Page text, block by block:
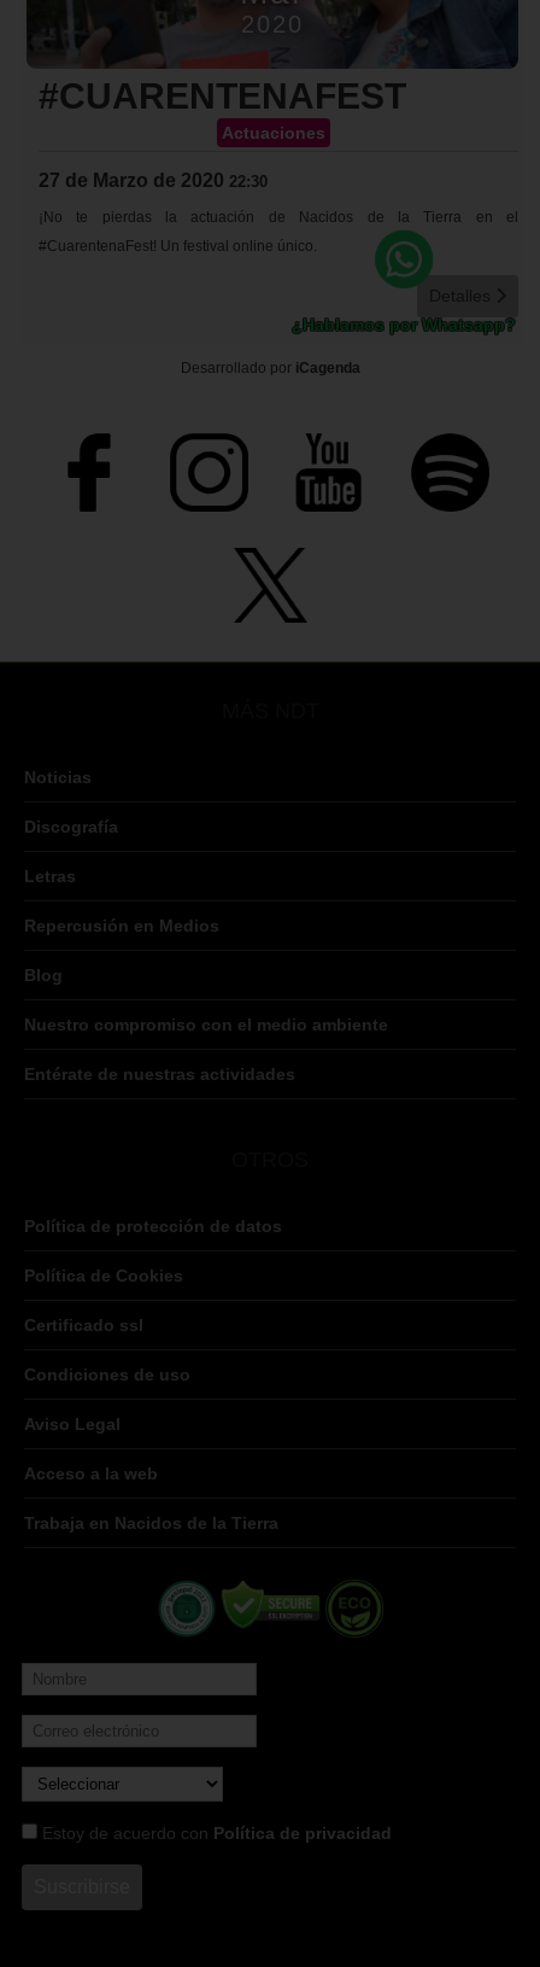
¿Hablamos por Whatsapp?
2020
#CUARENTENAFEST
Actuaciones
27 de Marzo de 2020 22:30
¡No te pierdas la actuación de Nacidos de la Tierra en el
#CuarentenaFest! Un festival online único.
Detalles
Desarrollado por iCagenda
Noticias
Discografía
Letras
Repercusión en Medios
Blog
Nuestro compromiso con el medio ambiente
Entérate de nuestras actividades
Política de protección de datos
Política de Cookies
Certificado ssl
Condiciones de uso
Aviso Legal
Acceso a la web
Trabaja en Nacidos de la Tierra
Estoy de acuerdo con Política de privacidad